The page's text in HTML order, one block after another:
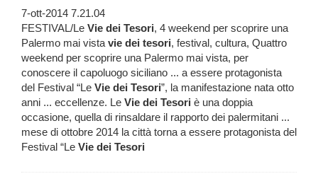
7-ott-2014 7.21.04
FESTIVAL/Le Vie dei Tesori, 4 weekend per scoprire una
Palermo mai vistavie dei tesori, festival, cultura, Quattro
weekend per scoprire una Palermo mai vista, per
conoscere il capoluogo siciliano ... a essere protagonista
del Festival “Le Vie dei Tesori”, la manifestazione nata otto
anni ... eccellenze. Le Vie dei Tesori è una doppia
occasione, quella di rinsaldare il rapporto dei palermitani ...
mese di ottobre 2014 la città torna a essere protagonista del
Festival “Le Vie dei Tesori